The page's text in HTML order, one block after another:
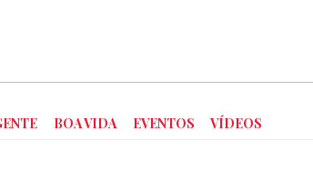
BOA VIDA EVENTOS VÍDEOS